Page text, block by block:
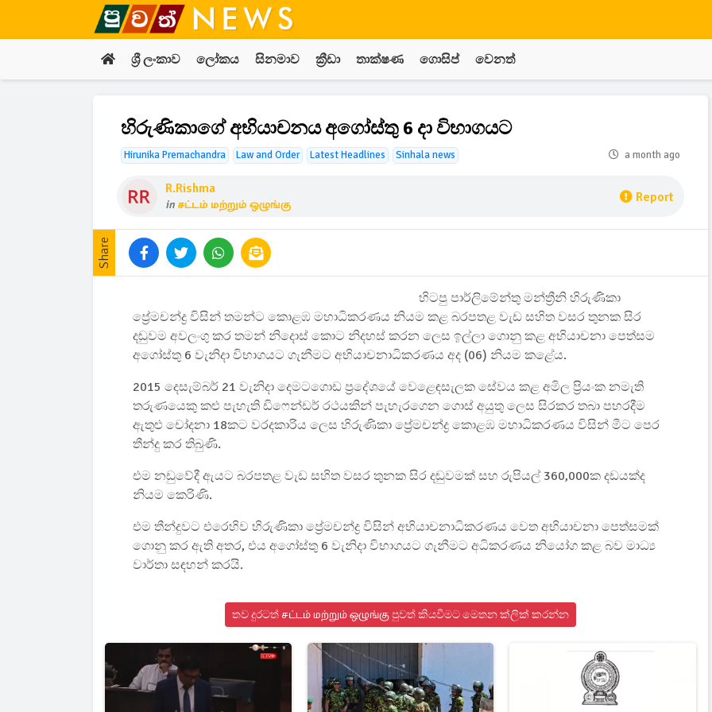
ශ්‍රී ලංකාව ලෝකය සිනමාව ක්‍රීඩා තාක්ෂණ ගොසිප් වෙනත්
හිරුණිකාගේ අභියාචනය අගෝස්තු 6 දා විභාගයට
Hirunika Premachandra Law and Order Latest Headlines Sinhala news a month ago
R.rishma
in சட்டம் மற்றும் ஒழுங்கு Report
Share
හිටපු පාර්ලිමේන්තු මන්ත්‍රීනි හිරුණිකා
ප්‍රේමචන්ද්‍ර විසින් තමන්ට කොළඹ මහාධිකරණය නියම කළ බරපතළ වැඩ සහිත වසර තුනක සිර
දඬුවම අවලංගු කර තමන් නිදොස් කොට නිදහස් කරන ලෙස ඉල්ලා ගොනු කළ අභියාචනා පෙත්සම
අගෝස්තු 6 වැනිදා විභාගයට ගැනීමට අභියාචනාධිකරණය අද (06) නියම කළේය.
2015 දෙසැම්බර් 21 වැනිදා දෙමටගොඩ ප්‍රදේශයේ වෙළෙඳසැලක සේවය කළ අමිල ප්‍රියංක නමැති
තරුණයෙකු කළු පැහැති ඩිෆෙන්ඩර් රථයකින් පැහැරගෙන ගොස් අයුතු ලෙස සිරකර තබා පහරදීම
ඇතුළු චෝදනා 18කට වරදකාරිය ලෙස හිරුණිකා ප්‍රේමචන්ද්‍ර කොළඹ මහාධිකරණය විසින් මීට පෙර
තීන්දු කර තිබුණි.
එම නඩුවේදී ඇයට බරපතළ වැඩ සහිත වසර තුනක සිර දඬුවමක් සහ රුපියල් 360,000ක දඩයක්ද
නියම කෙරිණි.
එම තීන්දුවට එරෙහිව හිරුණිකා ප්‍රේමචන්ද්‍ර විසින් අභියාචනාධිකරණය වෙත අභියාචනා පෙත්සමක්
ගොනු කර ඇති අතර, එය අගෝස්තු 6 වැනිදා විභාගයට ගැනීමට අධිකරණය නියෝග කළ බව මාධ්‍ය
වාර්තා සඳහන් කරයි.
තව දුරටත් சட்டம் மற்றும் ஒழுங்கு පුවත් කියවීමට මෙතන ක්ලික් කරන්න